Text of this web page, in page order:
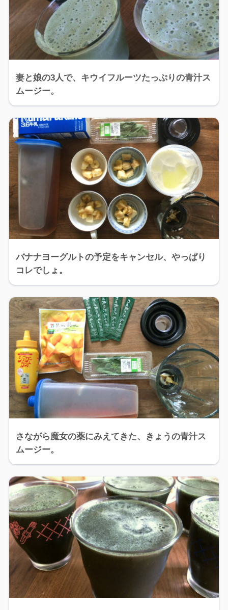
妻と娘の3人で、キウイフルーツたっぷりの青汁ス
ムージー。
バナナヨーグルトの予定をキャンセル、やっぱり
コレでしょ。
さながら魔女の薬にみえてきた、きょうの青汁ス
ムージー。